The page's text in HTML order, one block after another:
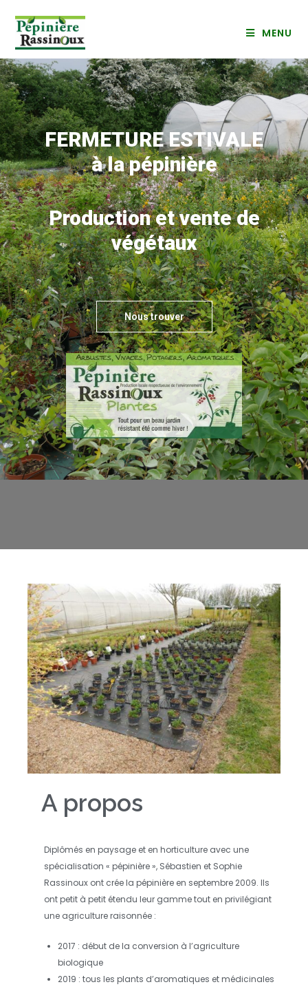
MENU
FERMETURE ESTIVALE
à la pépinière
Production et vente de
végétaux
Nous trouver
A propos
Diplômés en paysage et en horticulture avec une
spécialisation « pépinière », Sébastien et Sophie
Rassinoux ont crée la pépinière en septembre 2009. Ils
ont petit à petit étendu leur gamme tout en privilégiant
une agriculture raisonnée :
2017 : début de la conversion à l’agriculture
biologique
2019 : tous les plants d’aromatiques et médicinales